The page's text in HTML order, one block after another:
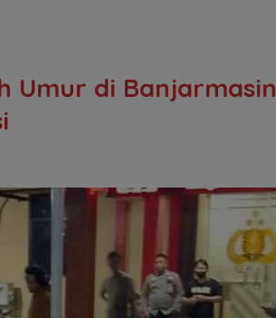
Umur di Banjarmasin